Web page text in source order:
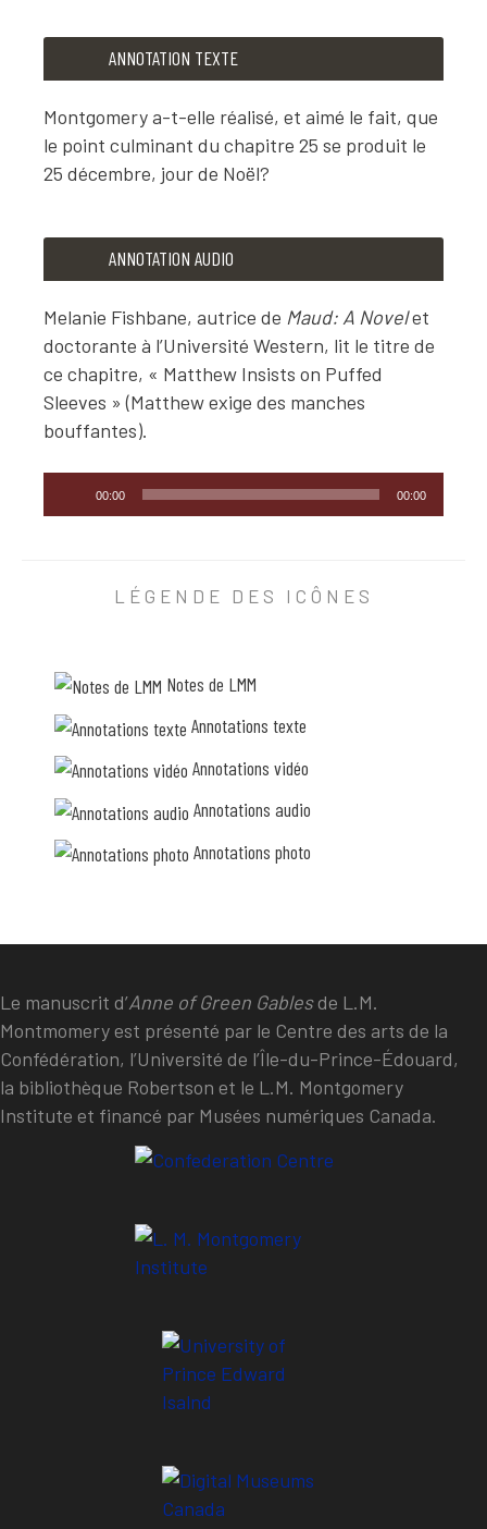
Un autre chapitre où les numéros de pages ont été
ANNOTATION TEXTE
Montgomery a-t-elle réalisé, et aimé le fait, que
le point culminant du chapitre 25 se produit le
25 décembre, jour de Noël?
Montgomery a-t-elle réalisé, et aimé le fait, que le
ANNOTATION AUDIO
Melanie Fishbane, autrice de Maud: A Novelet
doctorante à l’Université Western, lit le titre de
ce chapitre, « Matthew Insists on Puffed
Sleeves » (Matthew exige des manches
bouffantes).
Lecteur
audio
00:00 00:00
REFERENCELÉGENDE DES ICÔNES
Notes de LMM
Annotations texte
Annotations vidéo
Annotations audio
Annotations photo
Le manuscrit d’Anne of Green Gablesde L.M.
Montmomery est présenté par le Centre des arts de la
Confédération, l’Université de l’Île-du-Prince-Édouard,
la bibliothèque Robertson et le L.M. Montgomery
Institute et financé par Musées numériques Canada.